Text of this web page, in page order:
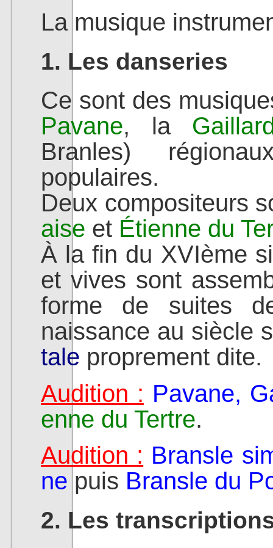
La musique
1. Les danseries
Ce sont des
Pavane, la
Branles)
populaires.
Deux compositeurs
aise et Étienne du
À la fin du XVIème
et vives sont
forme de suites
naissance au siècle
tale proprement dite.
Audition : Pavane,
enne du Tertre.
Audition : Bransle
ne puis Bransle du
2. Les